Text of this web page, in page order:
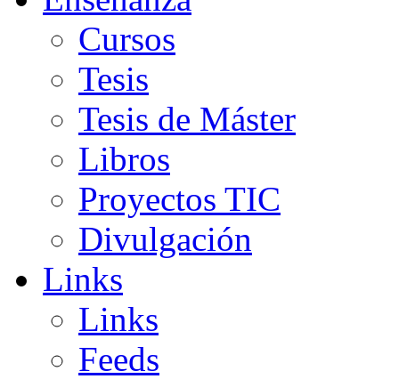
Cursos
Tesis
Tesis de Máster
Libros
Proyectos TIC
Divulgación
Links
Links
Feeds